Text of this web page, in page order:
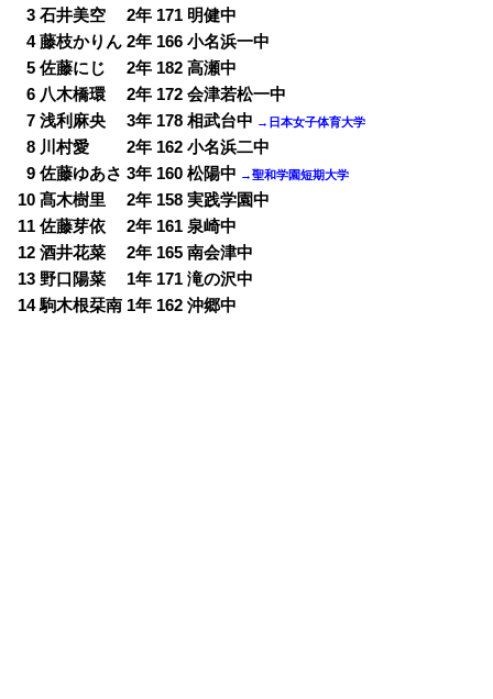
03 石井美空 2年 171 明健中
04 藤枝かりん 2年 166 小名浜一中
05 佐藤にじ 2年 182 高瀬中
06 八木橋環 2年 172 会津若松一中
07 浅利麻央 3年 178 相武台中 →日本女子体育大学
08 川村愛 2年 162 小名浜二中
09 佐藤ゆあさ 3年 160 松陽中 →聖和学園短期大学
10 髙木樹里 2年 158 実践学園中
11 佐藤芽依 2年 161 泉崎中
12 酒井花菜 2年 165 南会津中
13 野口陽菜 1年 171 滝の沢中
14 駒木根栞南 1年 162 沖郷中